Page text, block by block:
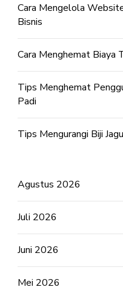
Cara Mengelola
Bisnis
Cara Menghemat Biaya
Tips Menghemat
Padi
Tips Mengurangi Biji
Agustus 2026
Juli 2026
Juni 2026
Mei 2026